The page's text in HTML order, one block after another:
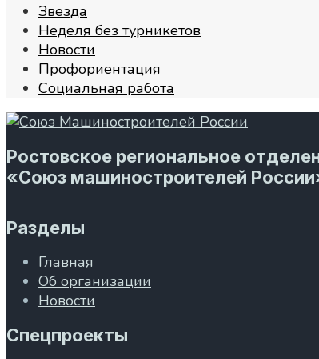
Звезда
Неделя без турникетов
Новости
Профориентация
Социальная работа
Ростовское региональное
«Союз машиностроителей
Разделы
Главная
Об организации
Новости
Спецпроекты